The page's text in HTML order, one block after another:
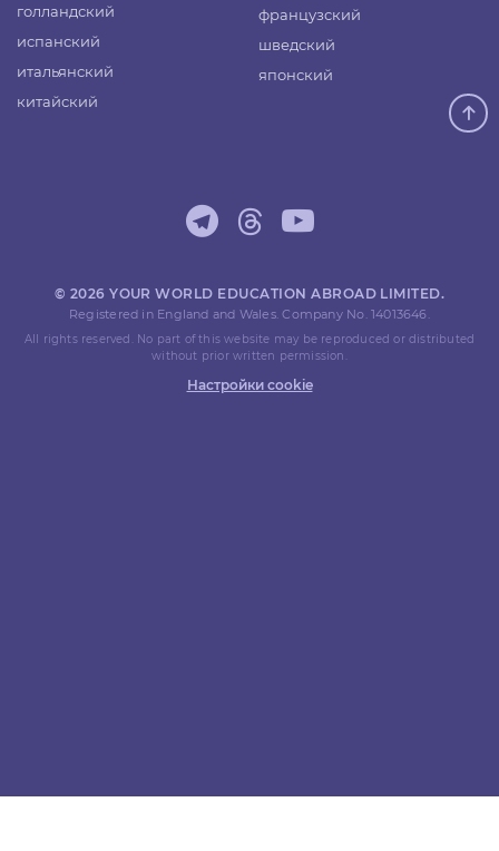
голландский
испанский
итальянский
китайский
французский
шведский
японский
© 2026 YOUR WORLD EDUCATION ABROAD LIMITED.
Registered in England and Wales. Company No. 14013646.
All rights reserved. No part of this website may be reproduced or distributed
without prior written permission.
Настройки cookie